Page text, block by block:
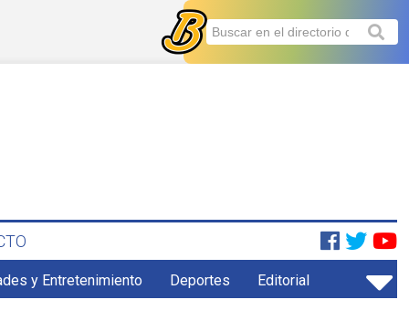
y Entretenimiento Deportes Editorial